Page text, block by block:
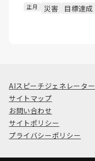
正月 災害 目標達成
AIスピーチジェネレーター
サイトマップ
お問い合わせ
サイトポリシー
プライバシーポリシー